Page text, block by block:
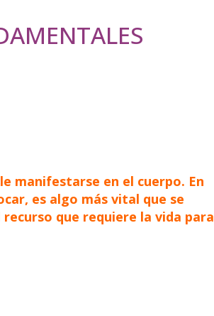
manifestarse en el cuerpo. En
es algo más vital que se
que requiere la vida para